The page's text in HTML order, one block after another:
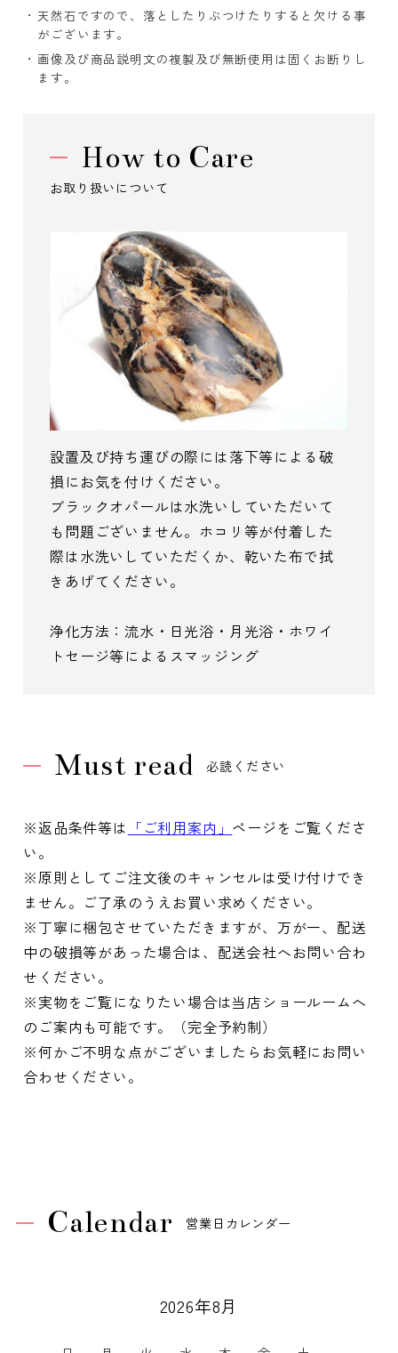
天然石ですので、落としたりぶつけたりすると欠ける事
がございます。
画像及び商品説明文の複製及び無断使用は固くお断りし
ます。
How to Care
お取り扱いについて
設置及び持ち運びの際には落下等による破
損にお気を付けください。
ブラックオパールは水洗いしていただいて
も問題ございません。ホコリ等が付着した
際は水洗いしていただくか、乾いた布で拭
きあげてください。
浄化方法：流水・日光浴・月光浴・ホワイ
トセージ等によるスマッジング
Must read 必読ください
※返品条件等は 「ご利用案内」 ページをご覧くださ
い。
※原則としてご注文後のキャンセルは受け付けでき
ません。ご了承のうえお買い求めください。
※丁寧に梱包させていただきますが、万が一、配送
中の破損等があった場合は、配送会社へお問い合わ
せください。
※実物をご覧になりたい場合は当店ショールームへ
のご案内も可能です。（完全予約制）
※何かご不明な点がございましたらお気軽にお問い
合わせください。
Calendar 営業日カレンダー
2026年8月